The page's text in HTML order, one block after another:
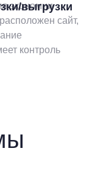
выгрузки
экономии
сайт,
контроль